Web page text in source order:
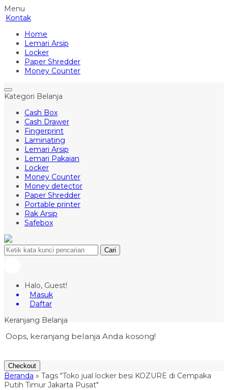
Menu
Kontak
Home
Lemari Arsip
Locker
Paper Shredder
Money Counter
Kategori Belanja
Cash Box
Cash Drawer
Fingerprint
Laminating
Lemari Arsip
Lemari Pakaian
Locker
Money Counter
Money detector
Paper Shredder
Portable printer
Rak Arsip
Safebox
Cari
Halo, Guest!
Masuk
Daftar
Keranjang Belanja
Oops, keranjang belanja Anda kosong!
Checkout
Beranda » Tags "Toko jual locker besi KOZURE di Cempaka
Putih Timur Jakarta Pusat"